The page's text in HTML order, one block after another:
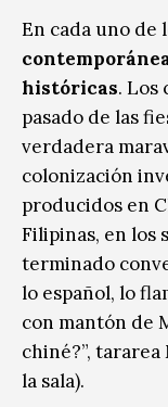
En cada uno de
históricas. Los
pasado de las
verdadera
colonización
producidos en
Filipinas, en los
terminado
lo español, lo
con mantón de
chiné?”,
la sala).